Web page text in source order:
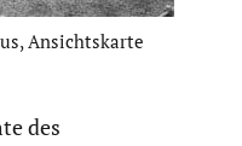
Ansichts­karte
des